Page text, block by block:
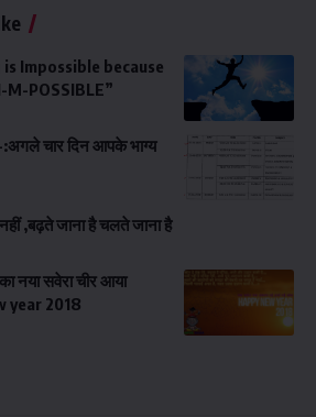
Impossible because
POSSIBLE”
:अगले चार दिन आपके भाग्य
,बढ़ते जाना है चलते जाना है
नया सवेरा चीर आया
year 2018